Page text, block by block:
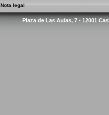
Nota legal
Plaza de Las Aulas, 7 - 12001